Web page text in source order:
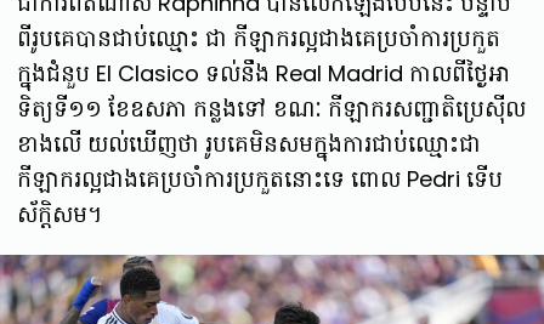
ពីរូបគេបានជាប់ឈ្មោះ ជា កីឡាករល្អជាងគេប្រចាំការប្រកួត
ក្នុងជំនួប El Clasico ទល់នឹង Real Madrid កាលពីថ្ងៃអា
ទិត្យទី១១ ខែឧសភា កន្លងទៅ ខណៈ កីឡាករសញ្ជាតិប្រេសុីល
ខាងលើ យល់ឃើញថា រូបគេមិនសមក្នុងការជាប់ឈ្មោះជា
កីឡាករល្អជាងគេប្រចាំការប្រកួតនោះទេ ពោល Pedri ទើប
ស័ក្តិសម។